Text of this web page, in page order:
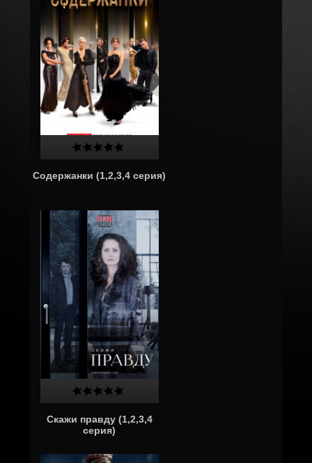
Содержанки (1,2,3,4 серия)
Скажи правду (1,2,3,4
серия)